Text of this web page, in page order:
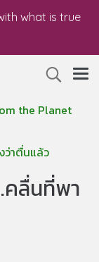
what is true
the Planet
ว่าตื่นแล้ว
คลื่นที่พา